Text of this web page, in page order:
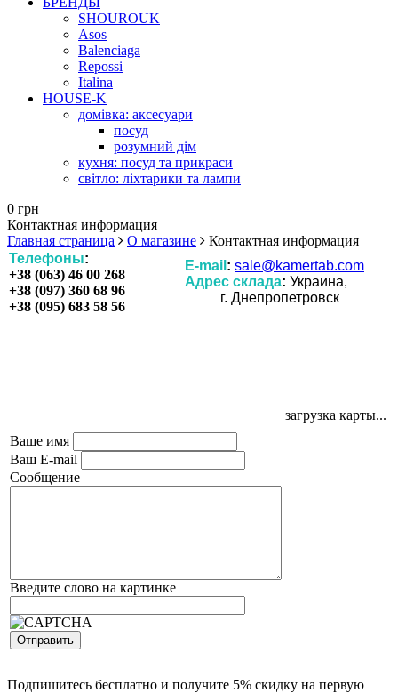
SHOUROUK
Asos
Balenciaga
Repossi
Italina
HOUSE-K
домівка: аксесуари
посуд
розумний дім
кухня: посуд та прикраси
світло: ліхтарики та лампи
0 грн
Контактная информация
Главная страница
О магазине
Контактная информация
Телефоны:
+38 (063) 46 00 268
+38 (097) 360 68 96
+38 (095) 683 58 56
E-mail : sale@kamertab.com
Адрес склада: Украина,
г. Днепропетровск
Ваше имя
Ваш E-mail
Сообщение
Введите слово на картинке
загрузка карты...
Подпишитесь бесплатно и получите 5% скидку на первую